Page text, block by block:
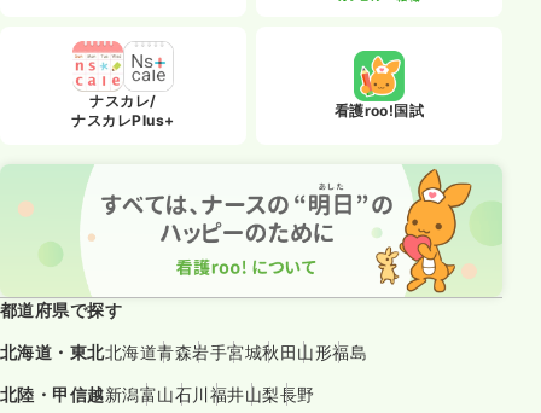
ナスカレ/
ナスカレPlus+
看護roo!国試
都道府県で探す
北海道・東北北海道青森岩手宮城秋田山形福島
北陸・甲信越新潟富山石川福井山梨長野